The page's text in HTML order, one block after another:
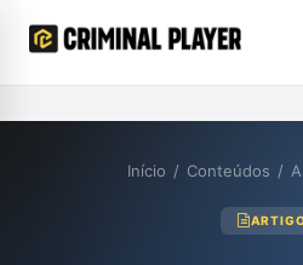
Início / Conteúdos /